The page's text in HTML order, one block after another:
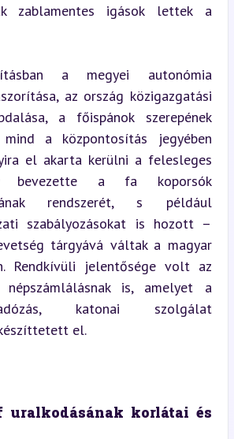
zablamentes igások lettek a
a megyei autonómia
az ország közigazgatási
a főispánok szerepének
mind a központosítás jegyében
el akarta kerülni a felesleges
bevezette a fa koporsók
rendszerét, s például
szabályozásokat is hozott –
tárgyává váltak a magyar
Rendkívüli jelentősége volt az
is, amelyet a
katonai szolgálat
el.
uralkodásának korlátai és